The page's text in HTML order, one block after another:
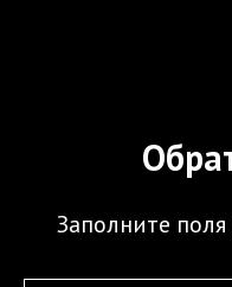
Заполните